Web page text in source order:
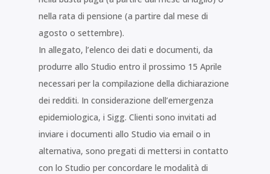
nella rata di pensione (a partire dal mese di
agosto o settembre).
In allegato, l’elenco dei dati e documenti, da
produrre allo Studio entro il prossimo 15 Aprile
necessari per la compilazione della dichiarazione
dei redditi. In considerazione dell’emergenza
epidemiologica, i Sigg. Clienti sono invitati ad
inviare i documenti allo Studio via email o in
alternativa, sono pregati di mettersi in contatto
con lo Studio per concordare le modalità di